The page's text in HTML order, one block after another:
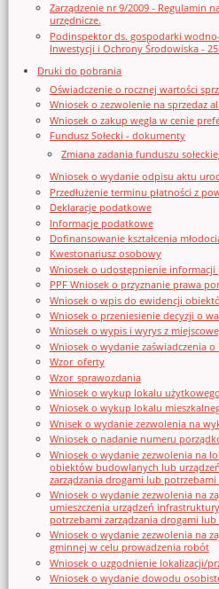
Zarządzenie nr 9/2009 - Regulamin
urzędnicze.
Podinspektor ds. gospodarki
Inwestycji i Ochrony Środowiska -
Druki do pobrania
Oświadczenie o rocznej wartości
Wniosek o zezwolenie na sprzedaz
Wniosek o zakup węgla w cenie
Fundusz Sołecki - dokumenty
Zmiana zadania funduszu
Wniosek o wydanie odpisu aktu
Przedłużenie terminu płatności z
Deklaracje podatkowe
Informacje podatkowe
Dofinansowanie kształcenia
Kwestonariusz osobowy
Wniosek o udostępnienie informacji
PPF Wniosek o przyznanie prawa
Wniosek o wpis do ewidencji
Wniosek o przeniesienie decyzji o
Wniosek o wypis i wyrys z
Wniosek o wydanie zaświadczenia
Wzor_oferty
Wzor_sprawozdania
Wniosek o wykup lokalu użytkowego
Wniosek o wykup lokalu
Wnisek o wydanie zezwolenia na
Wniosek o nadanie numeru
Wniosek o wydanie zezwolenia na
obiektów budowlanych lub
zarządzania drogami lub
Wniosek o wydanie zezwolenia na
umieszczenia urządzeń
potrzebami zarządzania drogami
Wniosek o wydanie zezwolenia na
gminnej w celu prowadzenia robót
Wniosek o uzgodnienie lokalizacji/
Wniosek o wydanie dowodu